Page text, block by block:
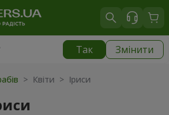
Так Змінити
> Квіти > Іриси